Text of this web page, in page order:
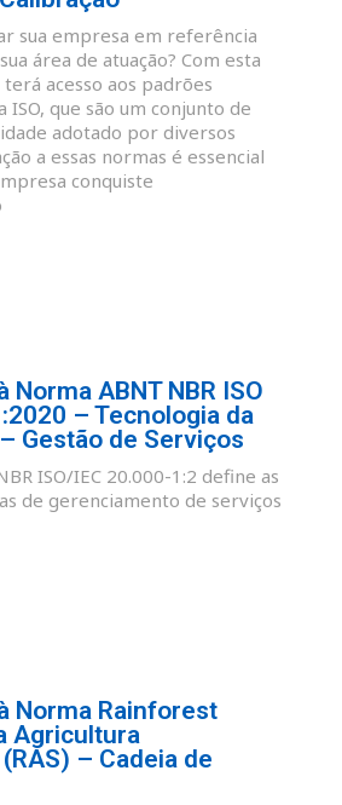
sua empresa em referência
área de atuação? Com esta
acesso aos padrões
ISO, que são um conjunto de
adotado por diversos
a essas normas é essencial
conquiste
Norma ABNT NBR ISO
– Tecnologia da
Gestão de Serviços
ISO/IEC 20.000-1:2 define as
de gerenciamento de serviços
Norma Rainforest
Agricultura
– Cadeia de